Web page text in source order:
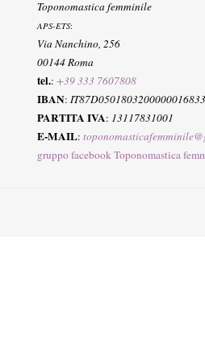
Toponomastica femminile
APS-ETS:
Via Nanchino, 256
00144 Roma
tel.: +39 333 7607808
IBAN:
PARTITA IVA: 13117831001
E-MAIL:
gruppo facebook Toponomastica